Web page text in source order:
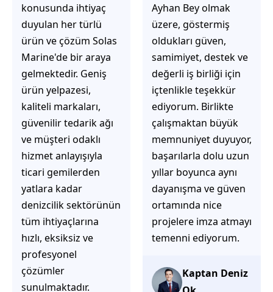
Ayhan Bey olmak
üzere, göstermiş
oldukları güven,
samimiyet, destek ve
değerli iş birliği için
içtenlikle teşekkür
ediyorum. Birlikte
çalışmaktan büyük
memnuniyet duyuyor,
başarılarla dolu uzun
yıllar boyunca aynı
dayanışma ve güven
ortamında nice
projelere imza atmayı
temenni ediyorum.
Kaptan Deniz
işlerinin gerçekten
çözüm üretmeye
odaklı olduğunu
hemen fark
ediyorsunuz.
İhtiyaçlarınıza hızlı ve
doğru çözümler
sunmaya çalışıyorlar.
Müşteri
memnuniyetini ön
planda tutan
yaklaşımları, ilgili
iletişimleri ve
güvenilir hizmet
anlayışları sayesinde
başarılı bir ekip
olduklarını